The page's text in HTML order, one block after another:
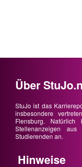
Über
StuJo ist das
insbesondere
Flensburg.
Stellenanzeigen
Studierenden an.
Hinweise